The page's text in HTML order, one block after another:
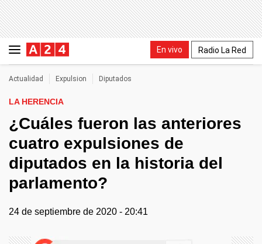
En vivo Radio La Red
Actualidad Expulsion Diputados
LA HERENCIA
¿Cuáles fueron las anteriores
cuatro expulsiones de
diputados en la historia del
parlamento?
24 de septiembre de 2020 - 20:41